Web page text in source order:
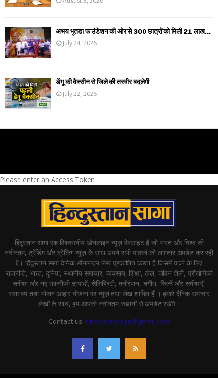
अभय भुतडा फाउंडेशन की ओर से 300 छात्रों को मिली 21 लाख...
July 24, 2026
डेंगू की वैक्सीन से जिले की तस्वीर बदलेगी
July 22, 2026
Please enter an Access Token
हिंदुस्तान सागा एक विश्वसनीय ऑनलाइन न्यूज़ वेबसाइट है जो भारत और विश्व की
नवीनतम, ट्रेंडिंग और ब्रेकिंग न्यूज़ के साथ अपने सभी पाठकों को लगातार अपडेट कर रही
है। हिंदुस्तान सागा दैनिक ऑनलाइन लेख प्रकाशित करता है जिसमें पढ़ने के लिए
राजनीति, भारत, दुनिया, स्थानीय समाचार, व्यवसाय, शिक्षा, खेल, जीवन शैली, प्रौद्योगिकी
समीक्षा और नए तकनीकी उत्पादों, सेलिब्रिटी, मनोरंजन, संगीत, फिल्में और समीक्षाएँ,
स्वास्थ्य तथा भोजन आहार योजना पर न्यूज़ तथा लेख शामिल हैं । हमारे दैनिक समाचार
लेखों के साथ, हम आपको नवीनतम रुझानों से अपडेट रखेंगे।
Contact us: hindustansaga@gmail.com